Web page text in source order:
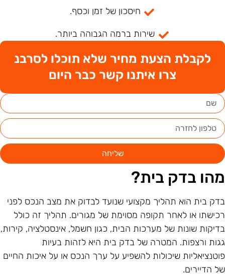
חיסכון של זמן וכסף.
שירות ברמה הגבוהה ביותר.
לקבלת הצעת מחיר שלא תוכלו לסרבנ
צרו איתנו קשר כבר היום
שליחה
בדק בית?
בית הוא תהליך מקצועי שנועד לבדוק את מצב הנכס לפני
או לאחר תקופה מסוימת של מגורים. תהליך זה כולל
שונות של מערכות הבית, כגון חשמל, אינסטלציה, קירות,
ורצפות. המטרה של בדק בית היא לזהות בעיות
שיכולות להשפיע על ערך הנכס או על איכות החיים
הדיירים.